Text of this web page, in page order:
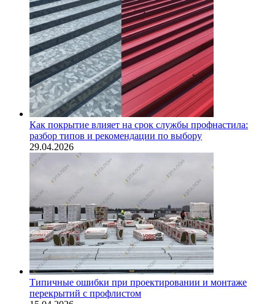
Как покрытие влияет на срок службы профнастила:
разбор типов и рекомендации по выбору
29.04.2026
Типичные ошибки при проектировании и монтаже
перекрытий с профлистом